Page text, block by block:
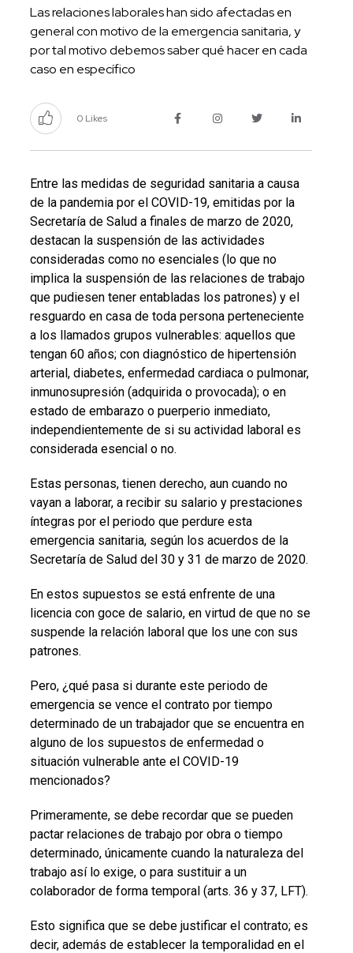
Las relaciones laborales han sido afectadas en
general con motivo de la emergencia sanitaria, y
por tal motivo debemos saber qué hacer en cada
caso en específico
0 Likes
Entre las medidas de seguridad sanitaria a causa
de la pandemia por el COVID-19, emitidas por la
Secretaría de Salud a finales de marzo de 2020,
destacan la suspensión de las actividades
consideradas como no esenciales (lo que no
implica la suspensión de las relaciones de trabajo
que pudiesen tener entabladas los patrones) y el
resguardo en casa de toda persona perteneciente
a los llamados grupos vulnerables: aquellos que
tengan 60 años; con diagnóstico de hipertensión
arterial, diabetes, enfermedad cardiaca o pulmonar,
inmunosupresión (adquirida o provocada); o en
estado de embarazo o puerperio inmediato,
independientemente de si su actividad laboral es
considerada esencial o no.
Estas personas, tienen derecho, aun cuando no
vayan a laborar, a recibir su salario y prestaciones
íntegras por el periodo que perdure esta
emergencia sanitaria, según los acuerdos de la
Secretaría de Salud del 30 y 31 de marzo de 2020.
En estos supuestos se está enfrente de una
licencia con goce de salario, en virtud de que no se
suspende la relación laboral que los une con sus
patrones.
Pero, ¿qué pasa si durante este periodo de
emergencia se vence el contrato por tiempo
determinado de un trabajador que se encuentra en
alguno de los supuestos de enfermedad o
situación vulnerable ante el COVID-19
mencionados?
Primeramente, se debe recordar que se pueden
pactar relaciones de trabajo por obra o tiempo
determinado, únicamente cuando la naturaleza del
trabajo así lo exige, o para sustituir a un
colaborador de forma temporal (arts. 36 y 37, LFT).
Esto significa que se debe justificar el contrato; es
decir, además de establecer la temporalidad en el